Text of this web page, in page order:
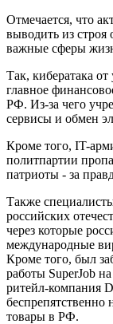
Отмечается, что
выводить из строя
важные сферы
Так, кибератака
главное
РФ. Из-за чего
сервисы и обмен
Кроме того, IT-
политпартии
патриоты - за
Также
российских
через которые
международные
Кроме того, был
работы SuperJob
ритейл-компания
беспрепятственно
товары в РФ.